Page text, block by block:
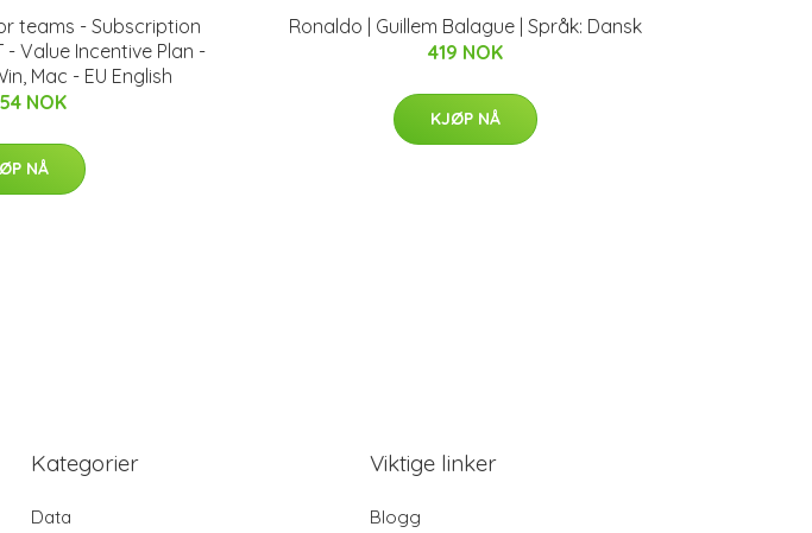
teams - Subscription
- Value Incentive Plan -
Mac - EU English
NOK
NÅ
Ronaldo | Guillem Balague | Språk: Dansk
419 NOK
KJØP NÅ
Kategorier
Data
Viktige linker
Blogg